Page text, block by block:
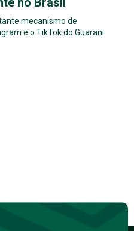
mecanismo de
e o TikTok do Guarani